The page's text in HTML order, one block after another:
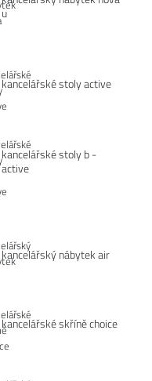
u
kancelářské stoly active
kancelářské stoly b -
active
kancelářský nábytek air
kancelářské skříně choice